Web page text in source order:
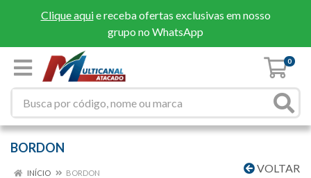
Clique aquie receba ofertas exclusivas em nosso
grupo no WhatsApp
0
BORDON
VOLTAR
INÍCIO BORDON